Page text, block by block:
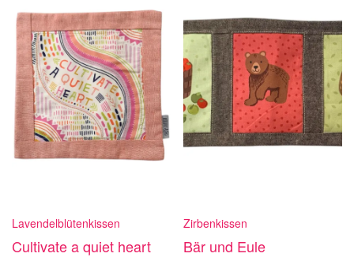
Lavendelblütenkissen
Cultivate a quiet heart
Zirbenkissen
Bär und Eule